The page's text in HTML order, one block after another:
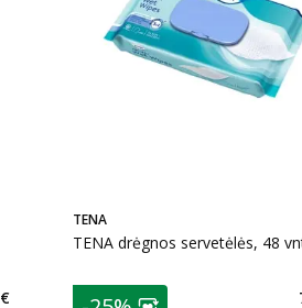
TENA
TENA drėgnos servetėlės, 48
patarimas